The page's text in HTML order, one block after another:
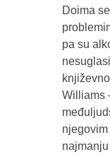
Doima
pa su
Williams